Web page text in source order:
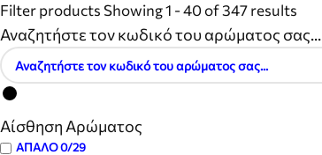
Filter products Showing 1 - 40 of 347 results
Αναζητήστε τον κωδικό του αρώματος σας...
Αίσθηση Αρώματος
ΑΠΑΛΟ0/29